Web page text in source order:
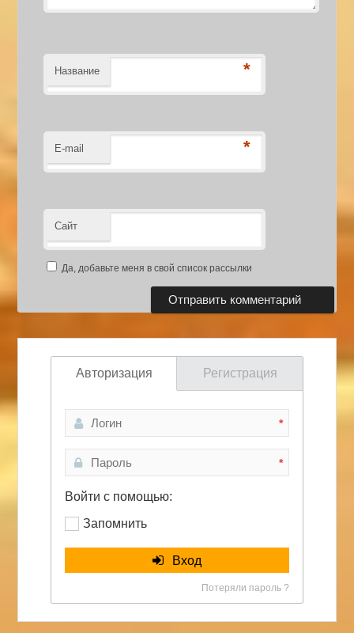
Название *
E-mail *
Сайт
Да, добавьте меня в свой список рассылки
Авторизация Регистрация
*
*
Войти с помощью:
Запомнить
Вход
Потеряли пароль ?